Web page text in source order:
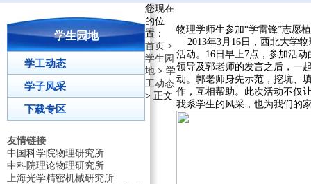
物理学师生参加“学雷锋”志愿
2013年3月16日，西北大学
活动。16日早上7点，参加活
领导及郭老师的发言之后，一
动。郭老师身先示范，挖坑、
作，互相帮助。此次活动不仅
我系学生的风采，也为我们的
学生园地
学工动态
学子风采
下载专区
友情链接
中国科学院物理研究所
中科院理论物理研究所
上海光学精密机械研究所
您现在
的位
置 ：
首页 >
学生园
地 > 学
工动态
> 正文